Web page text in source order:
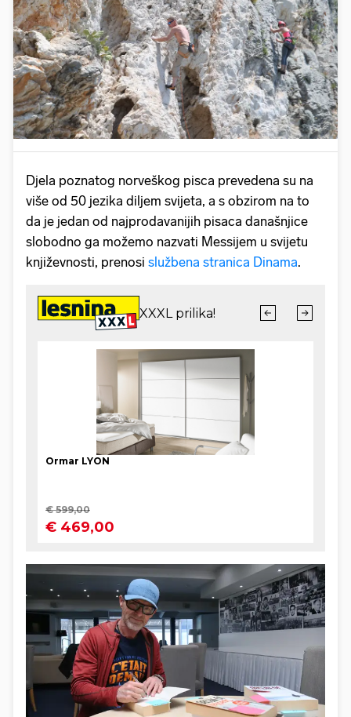
Pokretanje videa...
Djela poznatog norveškog pisca prevedena su na
više od 50 jezika diljem svijeta, a s obzirom na to
da je jedan od najprodavanijih pisaca današnjice
slobodno ga možemo nazvati Messijem u svijetu
književnosti, prenosi službena stranica Dinama.